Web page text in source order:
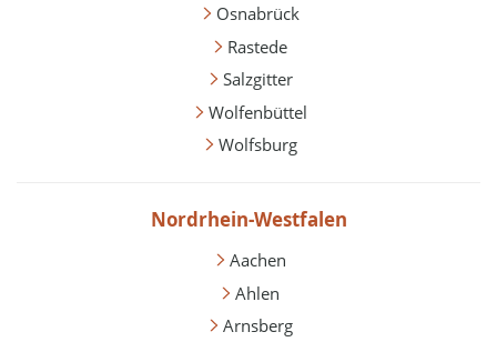
Osnabrück
Rastede
Salzgitter
Wolfenbüttel
Wolfsburg
Nordrhein-Westfalen
Aachen
Ahlen
Arnsberg